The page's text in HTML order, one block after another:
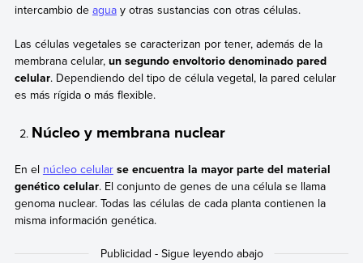
intercambio de aguay otras sustancias con otras células.
Las células vegetales se caracterizan por tener, además de la
membrana celular, un segundo envoltorio denominado pared
celular. Dependiendo del tipo de célula vegetal, la pared celular
es más rígida o más flexible.
Núcleo y membrana nuclear
En el núcleo celular se encuentra la mayor parte del material
genético celular. El conjunto de genes de una célula se llama
genoma nuclear. Todas las células de cada planta contienen la
misma información genética.